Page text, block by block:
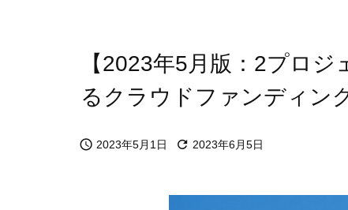
【2023年5月版：2プロ
るクラウドファンディン
 2023年5月1日  2023年6月5日